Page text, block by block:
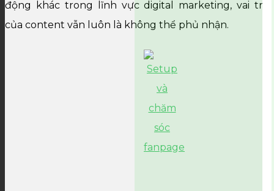
động khác trong lĩnh vực digital marketing, vai trò
của content vẫn luôn là không thể phủ nhận.